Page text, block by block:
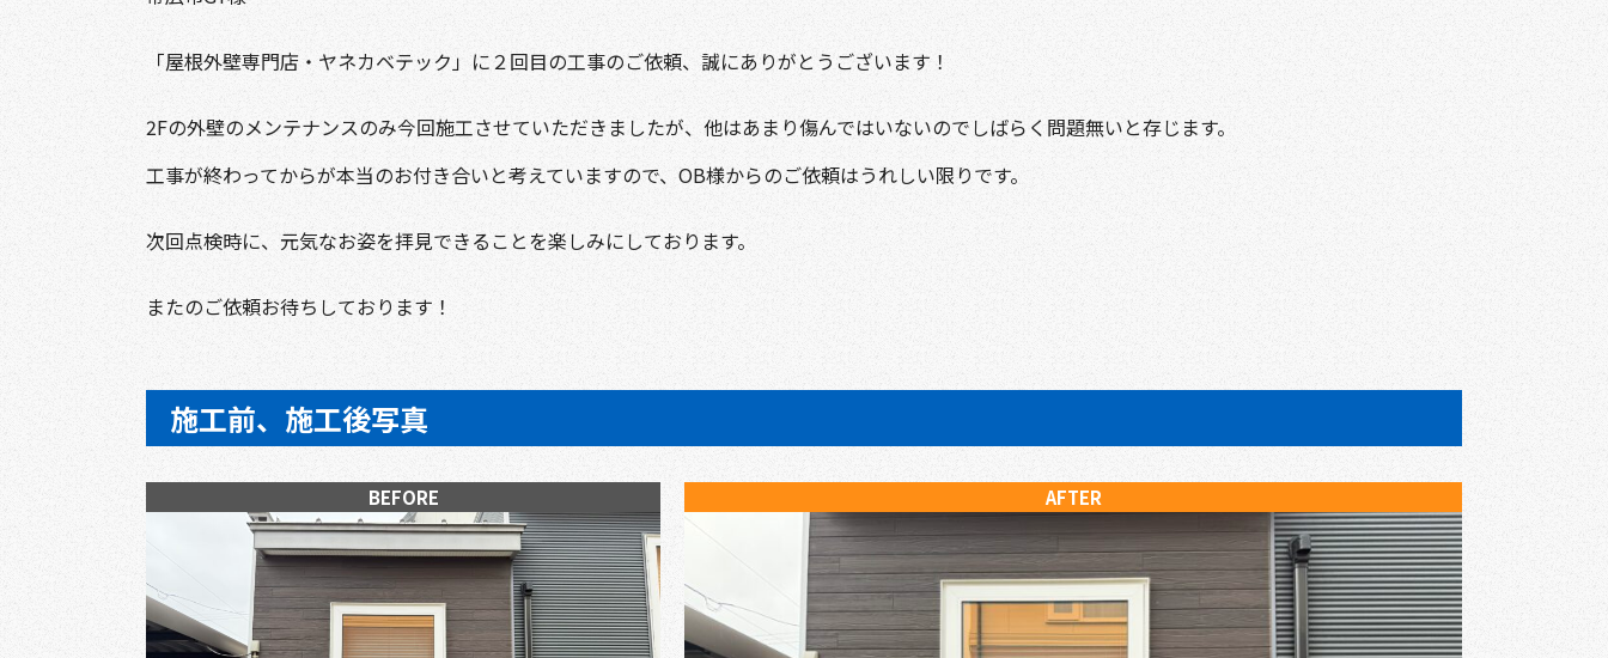
「屋根外壁専門店・ヤネカベテック」に２回目の工事のご依頼、誠にありがとうございます！
2Fの外壁のメンテナンスのみ今回施工させていただきましたが、他はあまり傷んではいないのでしばらく問題無いと存じます。
工事が終わってからが本当のお付き合いと考えていますので、OB様からのご依頼はうれしい限りです。
次回点検時に、元気なお姿を拝見できることを楽しみにしております。
またのご依頼お待ちしております！
施工前、施工後写真
BEFORE AFTER